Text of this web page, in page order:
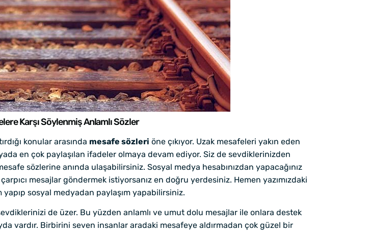
Karşı Söylenmiş Anlamlı Sözler
konular arasında mesafe sözleri öne çıkıyor. Uzak mesafeleri yakın eden
en çok paylaşılan ifadeler olmaya devam ediyor. Siz de sevdiklerinizden
sözlerine anında ulaşabilirsiniz. Sosyal medya hesabınızdan yapacağınız
mesajlar göndermek istiyorsanız en doğru yerdesiniz. Hemen yazımızdaki
sosyal medyadan paylaşım yapabilirsiniz.
de üzer. Bu yüzden anlamlı ve umut dolu mesajlar ile onlara destek
vardır. Birbirini seven insanlar aradaki mesafeye aldırmadan çok güzel bir